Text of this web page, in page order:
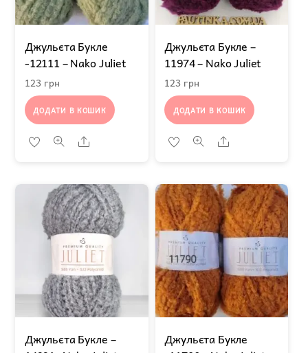
Джульєта Букле
-12111 – Nako Juliet
123 грн
ДОДАТИ В КОШИК
Share
Джульєта Букле –
11974 – Nako Juliet
123 грн
ДОДАТИ В КОШИК
Share
Джульєта Букле –
Джульєта Букле